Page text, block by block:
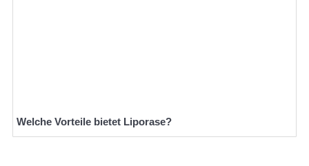
Welche Vorteile bietet Liporase?